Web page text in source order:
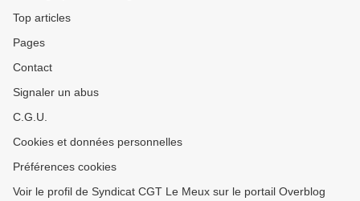
Top articles
Pages
Contact
Signaler un abus
C.G.U.
Cookies et données personnelles
Préférences cookies
Voir le profil de Syndicat CGT Le Meux sur le portail Overblog